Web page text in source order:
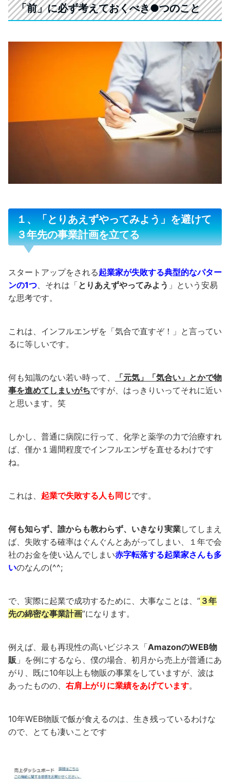
「前」に必ず考えておくべき●つのこと
１、「とりあえずやってみよう」を避けて
３年先の事業計画を立てる
スタートアップをされる起業家が失敗する典型的なパター
ンの1つ 、それは「とりあえずやってみよう 」という安易
な思考です。
これは、インフルエンザを「気合で直すぞ！」と言ってい
るに等しいです。
何も知識のない若い時って、
「元気」「気合い」とかで物
事を進めてしまいがちですが、はっきりいってそれに近い
と思います。笑
しかし、普通に病院に行って、化学と薬学の力で治療すれ
ば、僅か１週間程度でインフルエンザを直せるわけです
ね。
これは、 起業で失敗する人も同じです。
何も知らず、誰からも教わらず、いきなり実業してしまえ
ば、失敗する確率はぐんぐんとあがってしまい、１年で会
社のお金を使い込んでしまい赤字転落する起業家さんも多
いのなんの(^^;
で、実際に起業で成功するために、大事なことは、” ３年
先の綿密な事業計画”になります。
例えば、最も再現性の高いビジネス「AmazonのWEB物
販 」を例にするなら、僕の場合、初月から売上が普通にあ
がり、既に10年以上も物販の事業をしていますが、波は
あったものの、 右肩上がりに業績をあげています。
10年WEB物販で飯が食えるのは、生き残っているわけな
ので、とても凄いことです